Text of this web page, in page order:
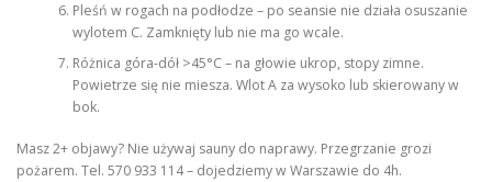
Pleśń w rogach na podłodze – po seansie nie działa osuszanie
wylotem C. Zamknięty lub nie ma go wcale.
Różnica góra-dół >45°C – na głowie ukrop, stopy zimne.
Powietrze się nie miesza. Wlot A za wysoko lub skierowany w
bok.
Masz 2+ objawy? Nie używaj sauny do naprawy. Przegrzanie grozi
pożarem. Tel. 570 933 114 – dojedziemy w Warszawie do 4h.